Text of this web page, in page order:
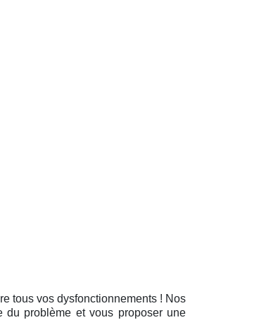
tous vos dysfonctionnements ! Nos
du problème et vous proposer une